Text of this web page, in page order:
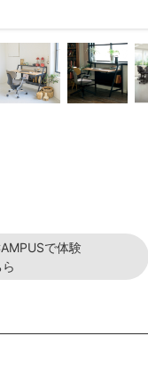
で体験